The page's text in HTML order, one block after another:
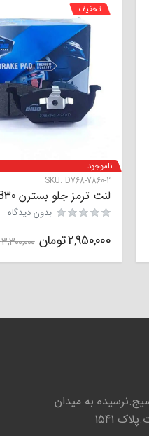
ناموجود
SKU: D768-7860-2
تخفیف
لنت ترمز جلو بسترن B30 بلو BLUE
بدون دیدگاه
2,950,000تومان 3,300,000
به میدان
1541